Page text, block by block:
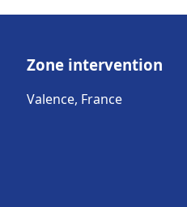
Zone intervention
Valence, France